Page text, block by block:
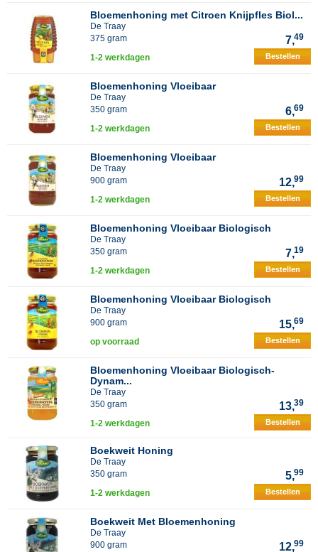
Bloemenhoning met Citroen Knijpfles Biol...
De Traay
375 gram
7,49
1-2 werkdagen Bestellen
Bloemenhoning Vloeibaar
De Traay
350 gram
6,69
1-2 werkdagen Bestellen
Bloemenhoning Vloeibaar
De Traay
900 gram
12,99
1-2 werkdagen Bestellen
Bloemenhoning Vloeibaar Biologisch
De Traay
350 gram
7,19
1-2 werkdagen Bestellen
Bloemenhoning Vloeibaar Biologisch
De Traay
900 gram
15,69
op voorraad Bestellen
Bloemenhoning Vloeibaar Biologisch-
Dynam...
De Traay
350 gram
13,39
1-2 werkdagen Bestellen
Boekweit Honing
De Traay
350 gram
5,99
1-2 werkdagen Bestellen
Boekweit Met Bloemenhoning
De Traay
900 gram
12,99